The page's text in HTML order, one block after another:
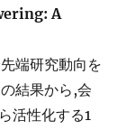
A
端研究動向を
結果から,会
活性化する1